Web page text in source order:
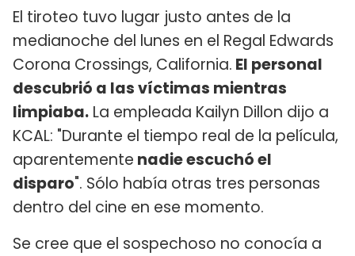
El tiroteo tuvo lugar justo antes de la
medianoche del lunes en el Regal Edwards
Corona Crossings, California. El personal
descubrió a las víctimas mientras
limpiaba. La empleada Kailyn Dillon dijo a
KCAL: "Durante el tiempo real de la película,
aparentemente nadie escuchó el
disparo". Sólo había otras tres personas
dentro del cine en ese momento.
Se cree que el sospechoso no conocía a